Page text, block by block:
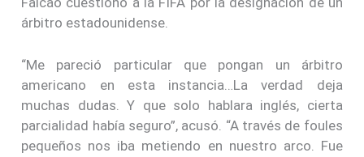
árbitro estadounidense.
“Me pareció particular que pongan un árbitro
americano en esta instancia…La verdad deja
muchas dudas. Y que solo hablara inglés, cierta
parcialidad había seguro”, acusó. “A través de foules
pequeños nos iba metiendo en nuestro arco. Fue